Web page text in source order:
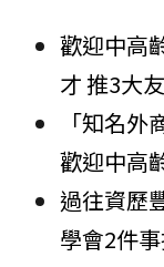
歡迎中高
才 推3大
「知名
歡迎中高
過往資歷
學會2件